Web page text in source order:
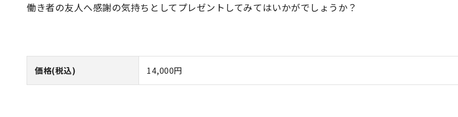
働き者の友人へ感謝の気持ちとしてプレゼントしてみてはいかがでしょうか？
価格(税込) 14,000円